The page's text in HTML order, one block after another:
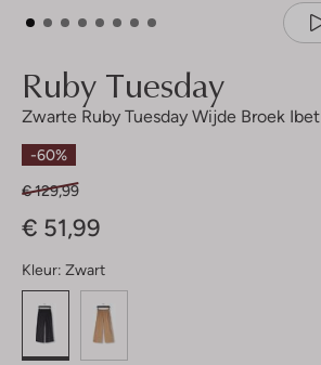
Ruby Tuesday
Zwarte Ruby Tuesday Wijde Broek Ibet
-60%
€ 129,99
€ 51,99
Kleur: Zwart